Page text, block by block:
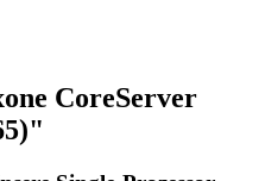
CoreServer